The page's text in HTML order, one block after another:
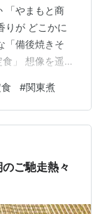
「やまもと商
りが どこかに
「備後焼きそ
」 想像を遥か
串 福山で「関
通り超濃厚 大
たまごは黄身
煮の特徴でも
ぷり吸い込み
#関東煮
ご馳走熱々